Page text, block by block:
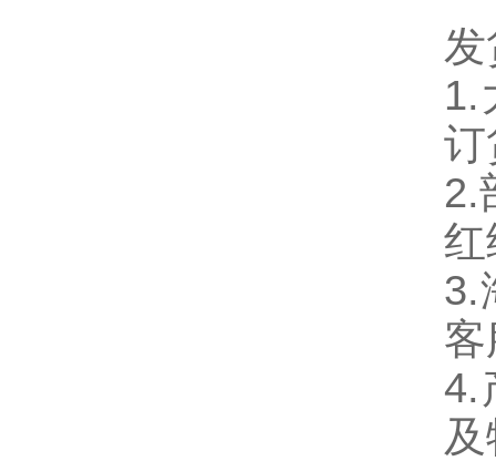
1.
订
2.
红
3.
4.